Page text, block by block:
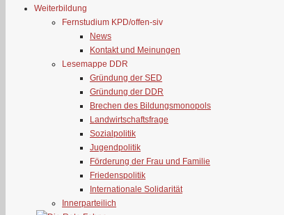
Weiterbildung
Fernstudium KPD/offen-siv
News
Kontakt und Meinungen
Lesemappe DDR
Gründung der SED
Gründung der DDR
Brechen des Bildungsmonopols
Landwirtschaftsfrage
Sozialpolitik
Jugendpolitik
Förderung der Frau und Familie
Friedenspolitik
Internationale Solidarität
Innerparteilich